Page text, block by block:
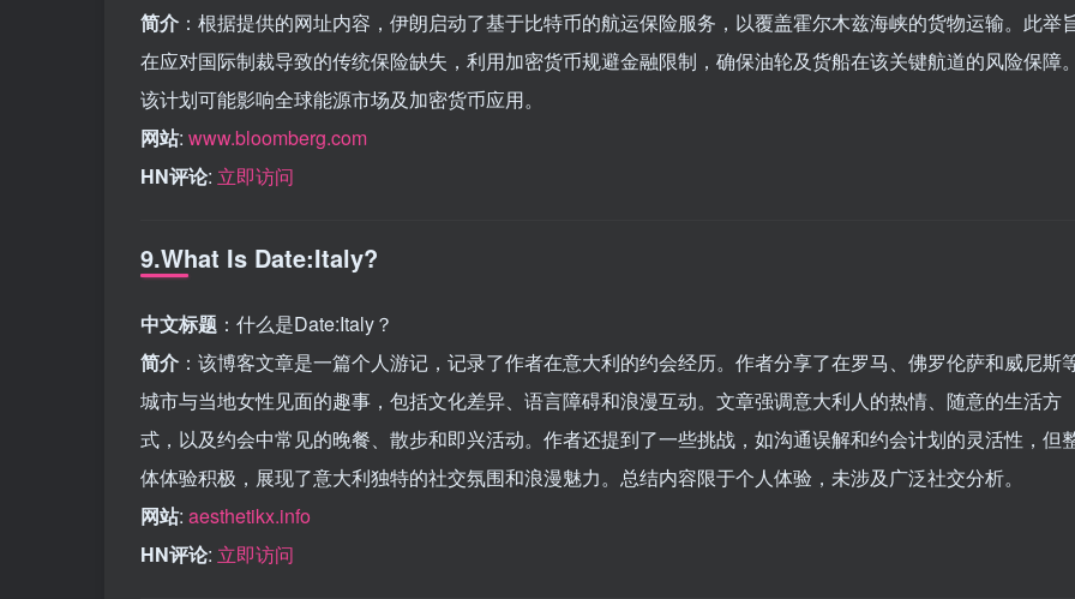
简介 ：根据提供的网址内容，伊朗启动了基于比特币的航运保险服务，以覆盖霍尔木兹海峡的货物运输。此举
在应对国际制裁导致的传统保险缺失，利用加密货币规避金融限制，确保油轮及货船在该关键航道的风险保障
该计划可能影响全球能源市场及加密货币应用。
网站: www.bloomberg.com
HN评论: 立即访问
9.What Is Date:Italy?
中文标题 ：什么是Date:Italy？
简介 ：该博客文章是一篇个人游记，记录了作者在意大利的约会经历。作者分享了在罗马、佛罗伦萨和威尼斯
城市与当地女性见面的趣事，包括文化差异、语言障碍和浪漫互动。文章强调意大利人的热情、随意的生活方
式，以及约会中常见的晚餐、散步和即兴活动。作者还提到了一些挑战，如沟通误解和约会计划的灵活性，但
体体验积极，展现了意大利独特的社交氛围和浪漫魅力。总结内容限于个人体验，未涉及广泛社交分析。
网站: aesthetikx.info
HN评论: 立即访问